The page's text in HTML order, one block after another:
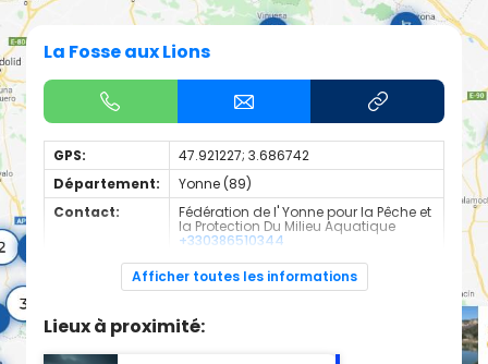
La Fosse aux Lions
GPS:
47.921227; 3.686742
Département:
Yonne (89)
Contact:
Fédération de l' Yonne pour la Pêche et
la Protection Du Milieu Aquatique
+330386510344
Espèces de
Carnassier, carpe, poisson blanc
sélectionné, d'une longueur de 0.00 km.
Afficher toutes les informations
Lieux à proximité: